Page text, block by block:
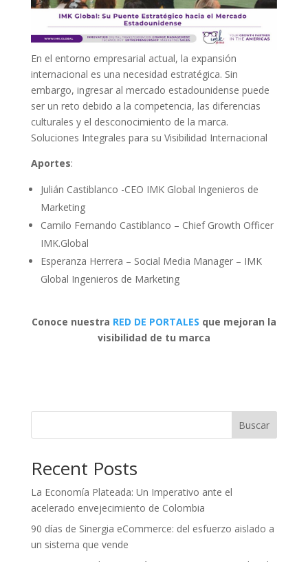
En el entorno empresarial actual, la expansión
internacional es una necesidad estratégica. Sin
embargo, ingresar al mercado estadounidense puede
ser un reto debido a la competencia, las diferencias
culturales y el desconocimiento de la marca.
Soluciones Integrales para su Visibilidad Internacional
Aportes:
Julián Castiblanco -CEO IMK Global Ingenieros de
Marketing
Camilo Fernando Castiblanco – Chief Growth Officer
IMK.Global
Esperanza Herrera – Social Media Manager – IMK
Global Ingenieros de Marketing
Conoce nuestra RED DE PORTALES que mejoran la
visibilidad de tu marca
Buscar
Recent Posts
La Economía Plateada: Un Imperativo ante el
acelerado envejecimiento de Colombia
90 días de Sinergia eCommerce: del esfuerzo aislado a
un sistema que vende